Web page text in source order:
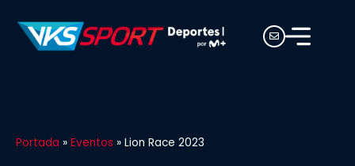
Portada » Eventos » Lion Race 2023